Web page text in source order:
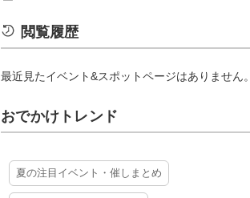
閲覧履歴
最近見たイベント&スポットページはありません。
おでかけトレンド
夏の注目イベント・催しまとめ